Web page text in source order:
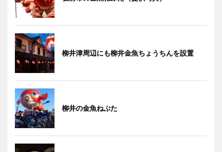
柳井津周辺にも柳井金魚ちょうちんを設置
柳井の金魚ねぷた